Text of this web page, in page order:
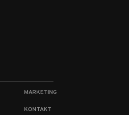
MARKETING
KONTAKT